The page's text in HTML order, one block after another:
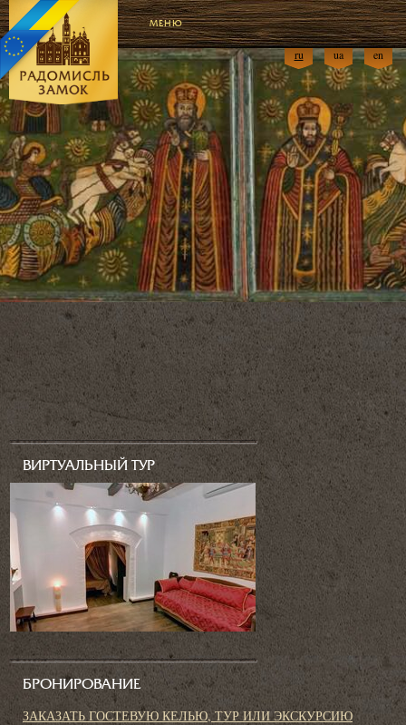
МЕНЮ
ru ua en
ВИРТУАЛЬНЫЙ ТУР
БРОНИРОВАНИЕ
ЗАКАЗАТЬ ГОСТЕВУЮ КЕЛЬЮ, ТУР ИЛИ ЭКСКУРСИЮ